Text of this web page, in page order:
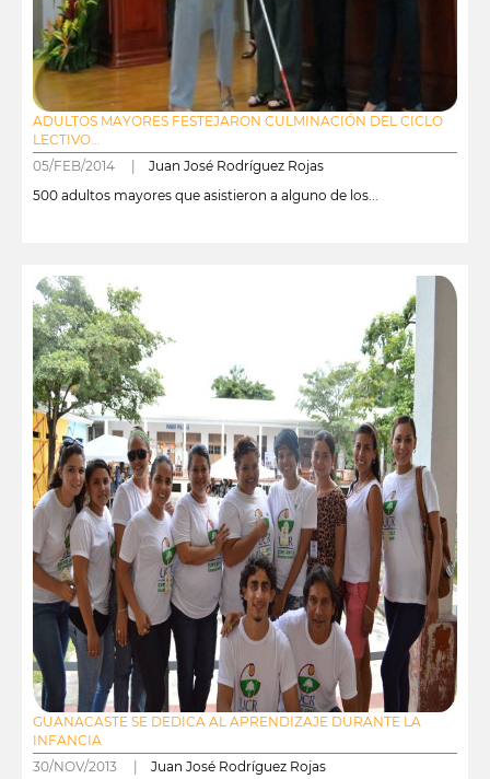
ADULTOS MAYORES FESTEJARON CULMINACIÓN DEL CICLO
LECTIVO...
05/FEB/2014 | Juan José Rodríguez Rojas
500 adultos mayores que asistieron a alguno de los...
GUANACASTE SE DEDICA AL APRENDIZAJE DURANTE LA
INFANCIA
30/NOV/2013 | Juan José Rodríguez Rojas